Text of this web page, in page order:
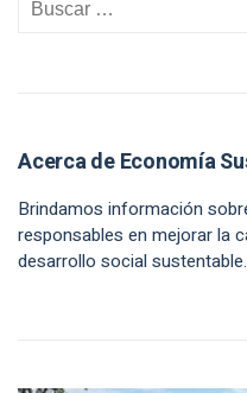
Acerca de Economía
Brindamos información
responsables en mejorar la
desarrollo social sustentable.